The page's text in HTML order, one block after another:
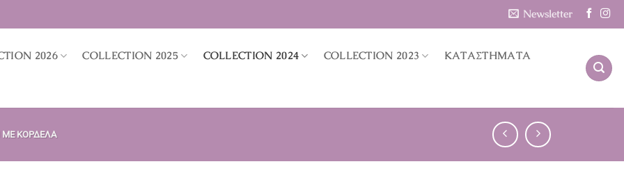
Newsletter
2026 COLLECTION 2025 COLLECTION 2024 COLLECTION 2023
ΚΑΤΑΣΤΗΜΑΤΑ
ΜΕ ΚΟΡΔΈΛΑ